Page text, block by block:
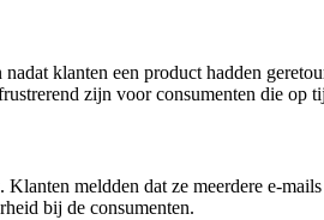
klanten een product hadden
zijn voor consumenten die op
meldden dat ze meerdere e-
bij de consumenten.